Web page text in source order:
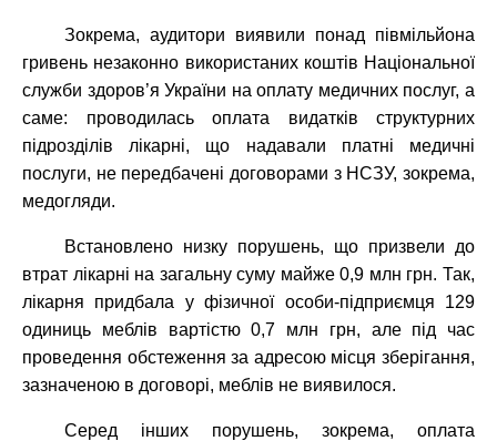
Зокрема, аудитори виявили понад півмільйона
гривень незаконно використаних коштів Національної
служби здоров’я України на оплату медичних послуг, а
саме: проводилась оплата видатків структурних
підрозділів лікарні, що надавали платні медичні
послуги, не передбачені договорами з НСЗУ, зокрема,
медогляди.
Встановлено низку порушень, що призвели до
втрат лікарні на загальну суму майже 0,9 млн грн. Так,
лікарня придбала у фізичної особи-підприємця 129
одиниць меблів вартістю 0,7 млн грн, але під час
проведення обстеження за адресою місця зберігання,
зазначеною в договорі, меблів не виявилося.
Серед інших порушень, зокрема, оплата